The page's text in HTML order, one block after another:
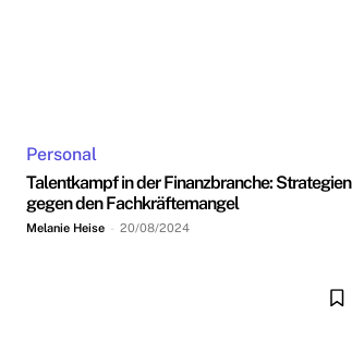
Personal
Talentkampf in der Finanzbranche: Strategien
gegen den Fachkräftemangel
Melanie Heise - 20/08/2024